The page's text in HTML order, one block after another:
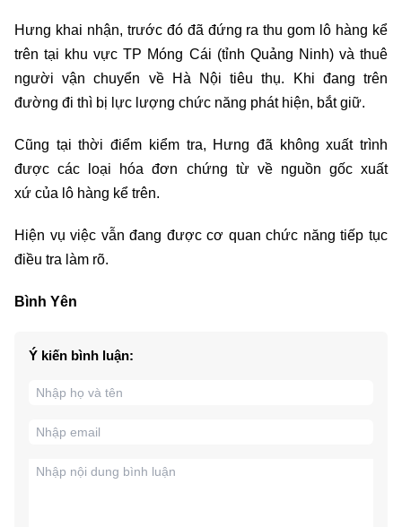
Hưng khai nhận, trước đó đã đứng ra thu gom lô hàng kể
trên tại khu vực TP Móng Cái (tỉnh Quảng Ninh) và thuê
người vận chuyển về Hà Nội tiêu thụ. Khi đang trên
đường đi thì bị lực lượng chức năng phát hiện, bắt giữ.
Cũng tại thời điểm kiểm tra, Hưng đã không xuất trình
được các loại hóa đơn chứng từ về nguồn gốc xuất
xứ của lô hàng kể trên.
Hiện vụ việc vẫn đang được cơ quan chức năng tiếp tục
điều tra làm rõ.
Bình Yên
Ý kiến bình luận: